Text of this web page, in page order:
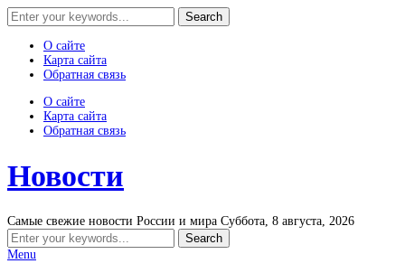
О сайте
Карта сайта
Обратная связь
О сайте
Карта сайта
Обратная связь
Новости
Самые свежие новости России и мира Суббота, 8 августа, 2026
Menu